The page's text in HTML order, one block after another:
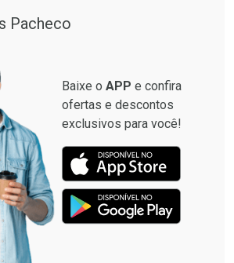
Pacheco
Baixe o APP e confira
ofertas e descontos
exclusivos para você!